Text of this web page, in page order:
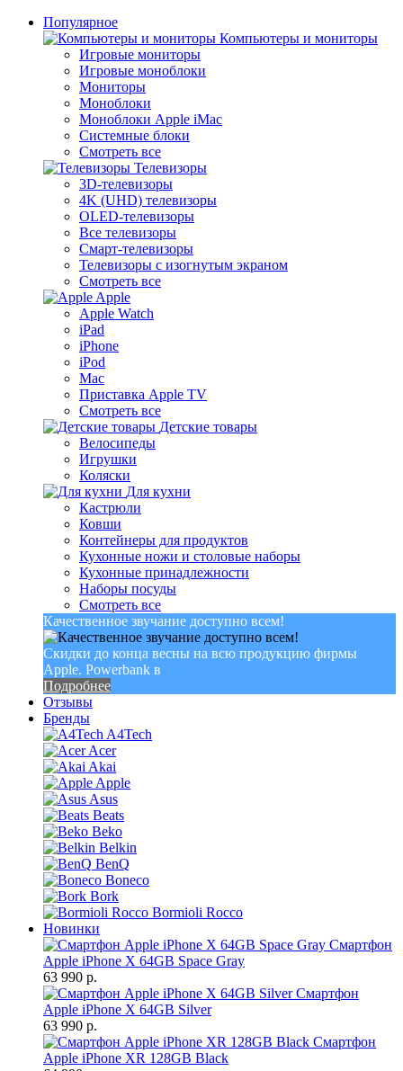
Популярное
Компьютеры и мониторы
Игровые мониторы
Игровые моноблоки
Мониторы
Моноблоки
Моноблоки Apple iMac
Системные блоки
Смотреть все
Телевизоры
3D-телевизоры
4K (UHD) телевизоры
OLED-телевизоры
Все телевизоры
Смарт-телевизоры
Телевизоры с изогнутым экраном
Смотреть все
Apple
Apple Watch
iPad
iPhone
iPod
Mac
Приставка Apple TV
Смотреть все
Детские товары
Велосипеды
Игрушки
Коляски
Для кухни
Кастрюли
Ковши
Контейнеры для продуктов
Кухонные ножи и столовые наборы
Кухонные принадлежности
Наборы посуды
Смотреть все
Качественное звучание доступно всем!
Скидки до конца весны на всю продукцию фирмы
Apple. Powerbank в
Подробнее
Отзывы
Бренды
A4Tech
Acer
Akai
Apple
Asus
Beats
Beko
Belkin
BenQ
Boneco
Bork
Bormioli Rocco
Новинки
Смартфон
Apple iPhone X 64GB Space Gray
63 990 р.
Смартфон
Apple iPhone X 64GB Silver
63 990 р.
Смартфон
Apple iPhone XR 128GB Black